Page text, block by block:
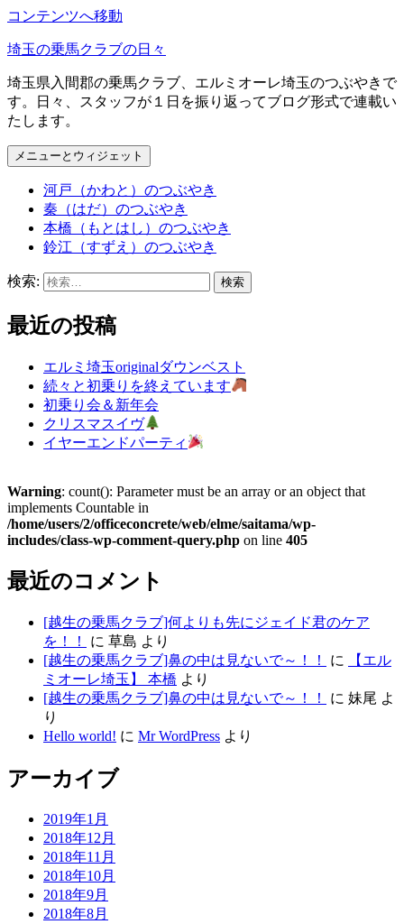
コンテンツへ移動
埼玉の乗馬クラブの日々
埼玉県入間郡の乗馬クラブ、エルミオーレ埼玉のつぶやきで
す。日々、スタッフが１日を振り返ってブログ形式で連載い
たします。
メニューとウィジェット
河戸（かわと）のつぶやき
秦（はだ）のつぶやき
本橋（もとはし）のつぶやき
鈴江（すずえ）のつぶやき
検索:
最近の投稿
エルミ埼玉originalダウンベスト
続々と初乗りを終えています
初乗り会＆新年会
クリスマスイヴ
イヤーエンドパーティ
Warning: count(): Parameter must be an array or an object that
implements Countable in
/home/users/2/officeconcrete/web/elme/saitama/wp-
includes/class-wp-comment-query.php on line 405
最近のコメント
[越生の乗馬クラブ]何よりも先にジェイド君のケア
を！！
に 草島 より
[越生の乗馬クラブ]鼻の中は見ないで～！！
に
【エル
ミオーレ埼玉】 本橋 より
[越生の乗馬クラブ]鼻の中は見ないで～！！
に 妹尾 よ
り
Hello world! に Mr WordPress より
アーカイブ
2019年1月
2018年12月
2018年11月
2018年10月
2018年9月
2018年8月